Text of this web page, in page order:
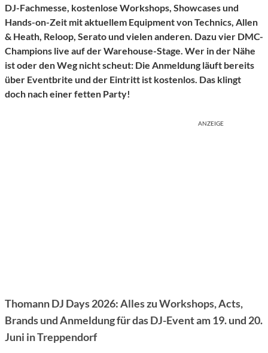
DJ-Fachmesse, kostenlose Workshops, Showcases und
Hands-on-Zeit mit aktuellem Equipment von Technics, Allen
& Heath, Reloop, Serato und vielen anderen. Dazu vier DMC-
Champions live auf der Warehouse-Stage. Wer in der Nähe
ist oder den Weg nicht scheut: Die Anmeldung läuft bereits
über Eventbrite und der Eintritt ist kostenlos. Das klingt
doch nach einer fetten Party!
ANZEIGE
Thomann DJ Days 2026: Alles zu Workshops, Acts,
Brands und Anmeldung für das DJ-Event am 19. und 20.
Juni in Treppendorf